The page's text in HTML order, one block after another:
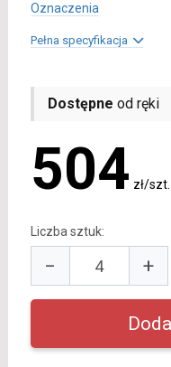
Oznaczenia
Pełna specyfikacja
Dostępne od ręki
504 zł/szt.
Liczba sztuk:
− +